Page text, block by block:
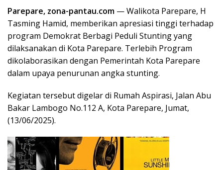
Parepare, zona-pantau.com — Walikota Parepare, H
Tasming Hamid, memberikan apresiasi tinggi terhadap
program Demokrat Berbagi Peduli Stunting yang
dilaksanakan di Kota Parepare. Terlebih Program
dikolaborasikan dengan Pemerintah Kota Parepare
dalam upaya penurunan angka stunting.
Kegiatan tersebut digelar di Rumah Aspirasi, Jalan Abu
Bakar Lambogo No.112 A, Kota Parepare, Jumat,
(13/06/2025).